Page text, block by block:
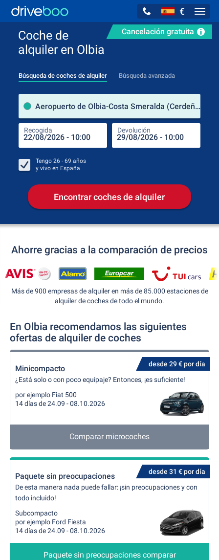
€
Cancelación gratuita
Coche de
alquiler en Olbia
Búsqueda de coches de alquiler Búsqueda avanzada
Aeropuerto de Olbia-Costa Smeralda (Cerdeña / Italia)
Recogida Devolución
Tengo 26 - 69 años
y vivo en España
Encontrar coches de alquiler
Ahorre gracias a la comparación de precios
Más de 900 empresas de alquiler en más de 85.000 estaciones de
alquiler de coches de todo el mundo.
En Olbia recomendamos las siguientes
ofertas de alquiler de coches
desde 29 € por día
Minicompacto
¿Está solo o con poco equipaje? Entonces, ¡es suficiente!
por ejemplo Fiat 500
14 días de 24.09 - 08.10.2026
Comparar microcoches
desde 31 € por día
Paquete sin preocupaciones
De esta manera nada puede fallar: ¡sin preocupaciones y con
todo incluido!
Subcompacto
por ejemplo Ford Fiesta
14 días de 24.09 - 08.10.2026
Paquete sin preocupaciones comparar